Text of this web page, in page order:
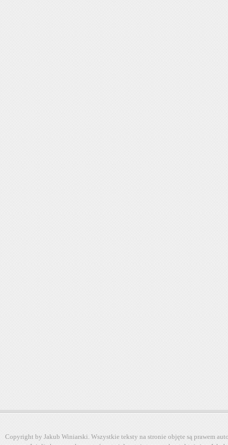
Copyright by Jakub Winiarski. Wszystkie teksty na stronie objęte są prawem